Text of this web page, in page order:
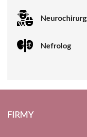
Neurochirurg
Nefrolog
FIRMY